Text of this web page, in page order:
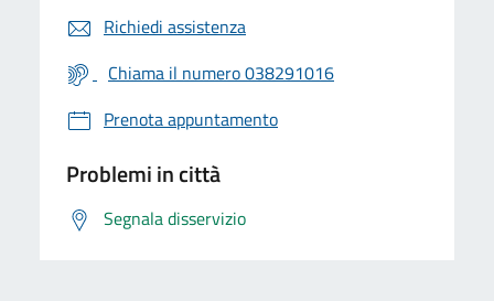
Richiedi assistenza
Chiama il numero 038291016
Prenota appuntamento
Problemi in città
Segnala disservizio